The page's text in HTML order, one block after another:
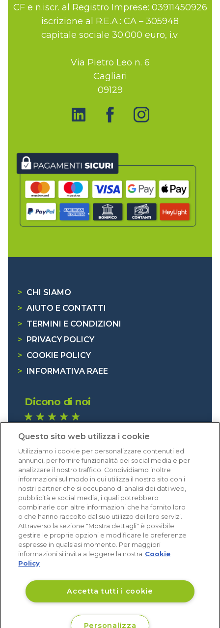
CF e n.iscr. al Registro Imprese: 03911450926
iscrizione al R.E.A.: CA – 305948
capitale sociale 30.000 euro, i.v.
Via Pietro Leo n. 6
Cagliari
09129
> CHI SIAMO
> AIUTO E CONTATTI
> TERMINI E CONDIZIONI
>
PRIVACY POLICY
> COOKIE POLICY
>
INFORMATIVA RAEE
Dicono di noi
Eccellente (4,8)
Acquisti verificati
Questo sito web utilizza i cookie
Utilizziamo i cookie per personalizzare contenuti ed
annunci, per fornire funzionalità dei social media e per
analizzare il nostro traffico. Condividiamo inoltre
informazioni sul modo in cui utilizza il nostro sito con i
nostri partner che si occupano di analisi dei dati web,
pubblicità e social media, i quali potrebbero
combinarle con altre informazioni che ha fornito loro
o che hanno raccolto dal suo utilizzo dei loro servizi.
Attraverso la sezione "Mostra dettagli" è possibile
gestire le proprie opzioni e modificare le preferenze
espresse in qualsiasi momento. Per maggiori
informazioni si invita a leggere la nostra Cookie
Policy
Accetta tutti i cookie
Personalizza